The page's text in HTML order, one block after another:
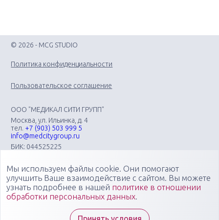
© 2026 - MCG STUDIO
Политика конфиденциальности
Пользовательское соглашение
ООО "МЕДИКАЛ СИТИ ГРУПП"
Москва, ул. Ильинка, д. 4
тел. +7 (903) 503 999 5
info@medcitygroup.ru
БИК: 044525225
Организация научно-практических медицинских
мероприятий различного профиля: конгрессов, форумов,
конференций, симпозиумов, вебинаров, мастер-классов в
очных, онлайн- и смешанных форматах, повышающих
Специалисты "Медикал Сити Групп" всегда готовы ответить
Мы используем файлы cookie. Они помогают
улучшить Ваше взаимодействие с сайтом. Вы можете
узнать подробнее в нашей политике в отношении
обработки персональных данных.